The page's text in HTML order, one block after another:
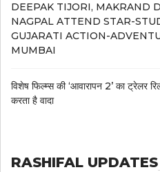
DEEPAK TIJORI, MAKRAND
NAGPAL ATTEND STAR-
GUJARATI ACTION-
MUMBAI
विशेष फिल्म्स की ‘आवारापन 2’ का ट्रेलर
करता है वादा
RASHIFAL UPDATES